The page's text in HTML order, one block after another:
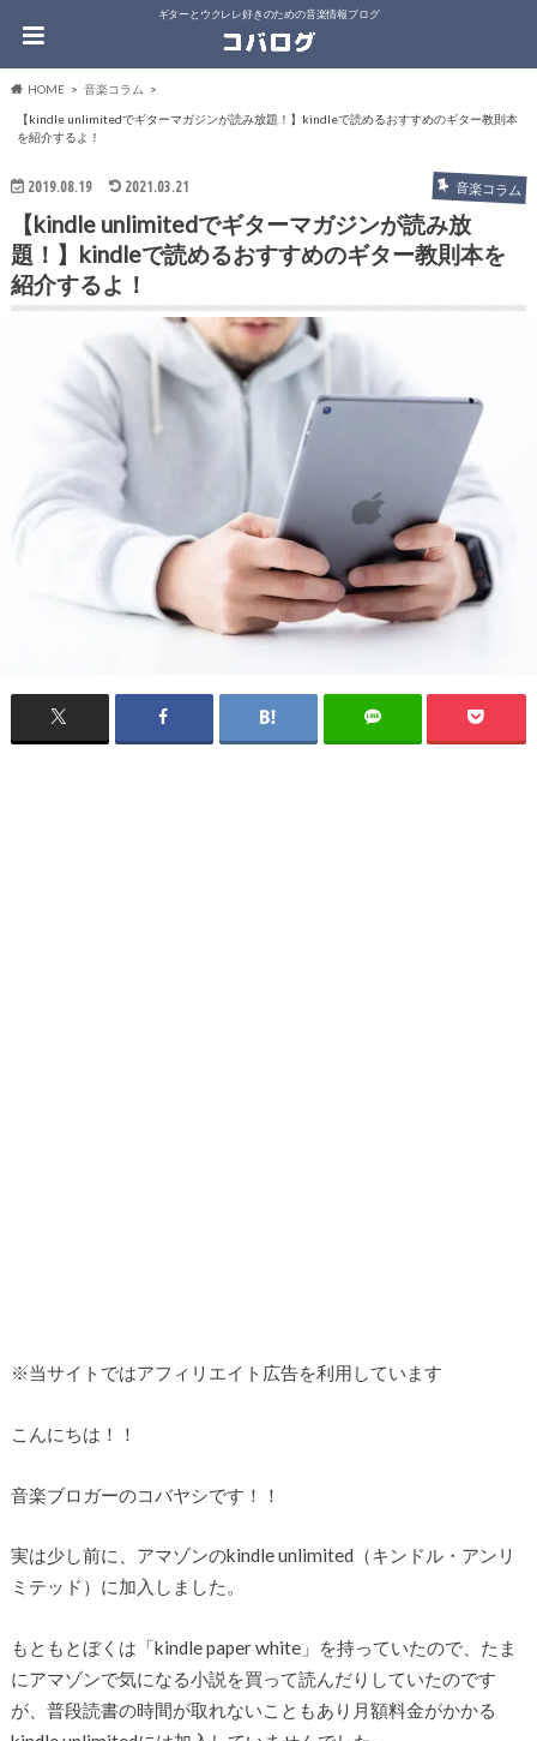
ギターとウクレレ好きのための音楽情報ブログ
HOME 音楽コラム
【kindle unlimitedでギターマガジンが読み放題！】kindleで読めるおすすめのギター教則本
を紹介するよ！
2019.08.19 2021.03.21 音楽コラム
【kindle unlimitedでギターマガジンが読み放
題！】kindleで読めるおすすめのギター教則本を
紹介するよ！
※当サイトではアフィリエイト広告を利用しています
こんにちは！！
音楽ブロガーのコバヤシです！！
実は少し前に、アマゾンのkindle unlimited（キンドル・アンリ
ミテッド）に加入しました。
もともとぼくは「kindle paper white」を持っていたので、たま
にアマゾンで気になる小説を買って読んだりしていたのです
が、普段読書の時間が取れないこともあり月額料金がかかる